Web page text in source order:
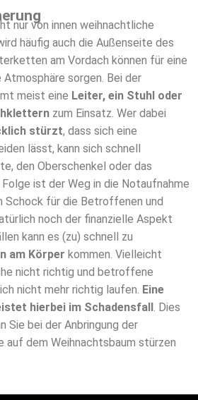
nur von innen weihnachtliche
häufig auch die Außenseite des
am Vordach können für eine
sorgen. Bei der
meist eine Leiter, ein Stuhl oder
zum Einsatz. Wer dabei
stürzt, dass sich eine
lässt, kann sich schnell
den Oberschenkel oder das
ist der Weg in die Notaufnahme
Schock für die Betroffenen und
noch der finanzielle Aspekt
kann es (zu) schnell zu
am Körper kommen. Vielleicht
nicht richtig und betroffene
nicht mehr richtig laufen. Eine
hierbei im Schadensfall. Dies
Sie bei der Anbringung der
auf dem Weihnachtsbaum stürzen